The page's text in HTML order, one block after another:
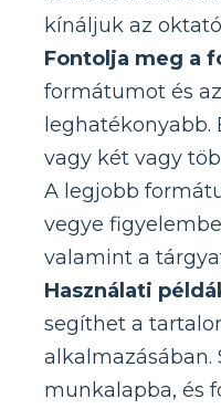
kínáljuk az
Fontolja meg a
formátumot és
leghatékonyabb.
vagy két vagy
A legjobb
vegye
valamint a
Használati
segíthet a
alkalmazásában.
munkalapba, és